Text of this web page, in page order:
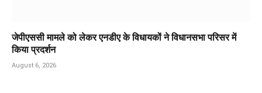
जेपीएससी मामले को लेकर एनडीए के विधायकों ने विधानसभा परिसर में
किया प्रदर्शन
August 6, 2026